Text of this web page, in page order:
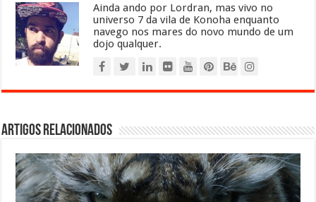
Ainda ando por Lordran, mas vivo no
universo 7 da vila de Konoha enquanto
navego nos mares do novo mundo de um
dojo qualquer.
Artigos relacionados